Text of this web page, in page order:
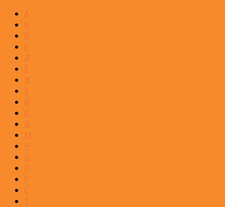
А
Б
В
Г
Д
Е
Ж
З
И
К
Л
М
Н
О
П
Р
С
Т